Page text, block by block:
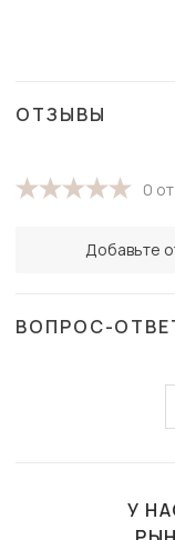
ОТЗЫВЫ
0
Добавьте
ВОПРОС-
У